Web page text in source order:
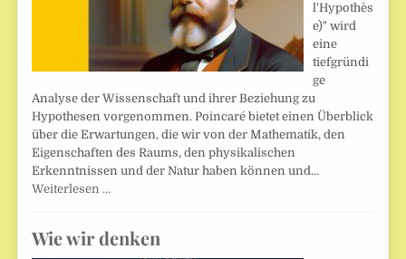
l'Hypothès
e)" wird
eine
tiefgründi
ge
Analyse der Wissenschaft und ihrer Beziehung zu
Hypothesen vorgenommen. Poincaré bietet einen Überblick
über die Erwartungen, die wir von der Mathematik, den
Eigenschaften des Raums, den physikalischen
Erkenntnissen und der Natur haben können und…
Weiterlesen …
Wie wir denken